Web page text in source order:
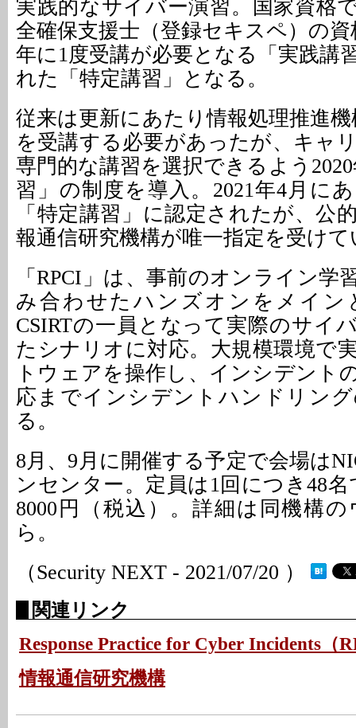
実践的なサイバー演習。国家資格
全確保支援士（登録セキスペ）の
年に1度受講が必要となる「実践講
れた「特定講習」となる。
従来は更新にあたり情報処理推進
を受講する必要があったが、キャ
専門的な講習を選択できるよう
習」の制度を導入。2021年4月に
「特定講習」に認定されたが、公
報通信研究機構が唯一指定を受けて
「RPCI」は、事前のオンライン学
み合わせたハンズオンをメイン
CSIRTの一員となって実際のサイ
たシナリオに対応。大規模環境で
トウェアを操作し、インシデント
応までインシデントハンドリン
る。
8月、9月に開催する予定で会場は
ンセンター。定員は1回につき48
8000円（税込）。詳細は同機構
ら。
（Security NEXT - 2021/07/20 ）
関連リンク
Response Practice for Cyber Incidents（
情報通信研究機構